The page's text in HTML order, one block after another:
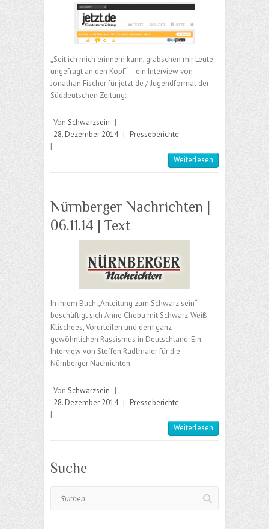
„Seit ich mich erinnern kann, grabschen mir Leute
ungefragt an den Kopf“ – ein Interview von
Jonathan Fischer für jetzt.de / Jugendformat der
Süddeutschen Zeitung:
Von Schwarzsein |
28. Dezember 2014 | Presseberichte
|
Weiterlesen
Nürnberger Nachrichten |
06.11.14 | Text
In ihrem Buch „Anleitung zum Schwarz sein“
beschäftigt sich Anne Chebu mit Schwarz-Weiß-
Klischees, Vorurteilen und dem ganz
gewöhnlichen Rassismus in Deutschland. Ein
Interview von Steffen Radlmaier für die
Nürnberger Nachrichten.
Von Schwarzsein |
28. Dezember 2014 | Presseberichte
|
Weiterlesen
Suche